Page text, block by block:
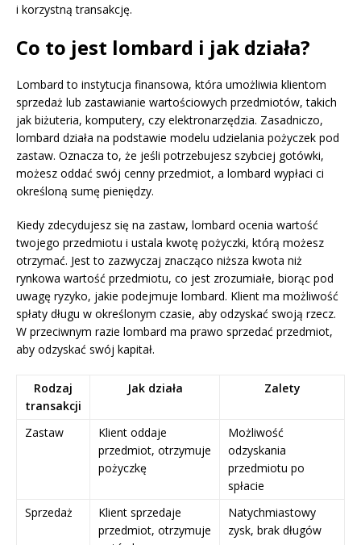
i korzystną transakcję.
Co to jest lombard i jak działa?
Lombard to instytucja finansowa, która umożliwia klientom
sprzedaż lub zastawianie wartościowych przedmiotów, takich
jak biżuteria, komputery, czy elektronarzędzia. Zasadniczo,
lombard działa na podstawie modelu udzielania pożyczek pod
zastaw. Oznacza to, że jeśli potrzebujesz szybciej gotówki,
możesz oddać swój cenny przedmiot, a lombard wypłaci ci
określoną sumę pieniędzy.
Kiedy zdecydujesz się na zastaw, lombard ocenia wartość
twojego przedmiotu i ustala kwotę pożyczki, którą możesz
otrzymać. Jest to zazwyczaj znacząco niższa kwota niż
rynkowa wartość przedmiotu, co jest zrozumiałe, biorąc pod
uwagę ryzyko, jakie podejmuje lombard. Klient ma możliwość
spłaty długu w określonym czasie, aby odzyskać swoją rzecz.
W przeciwnym razie lombard ma prawo sprzedać przedmiot,
aby odzyskać swój kapitał.
Rodzaj
transakcji
Jak działa Zalety
Zastaw
Klient oddaje
przedmiot, otrzymuje
pożyczkę
Możliwość
odzyskania
przedmiotu po
spłacie
Sprzedaż
Klient sprzedaje
przedmiot, otrzymuje
Natychmiastowy
zysk, brak długów